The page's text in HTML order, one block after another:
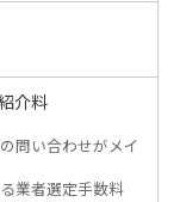
介料
問い合わせがメイ
業者選定手数料